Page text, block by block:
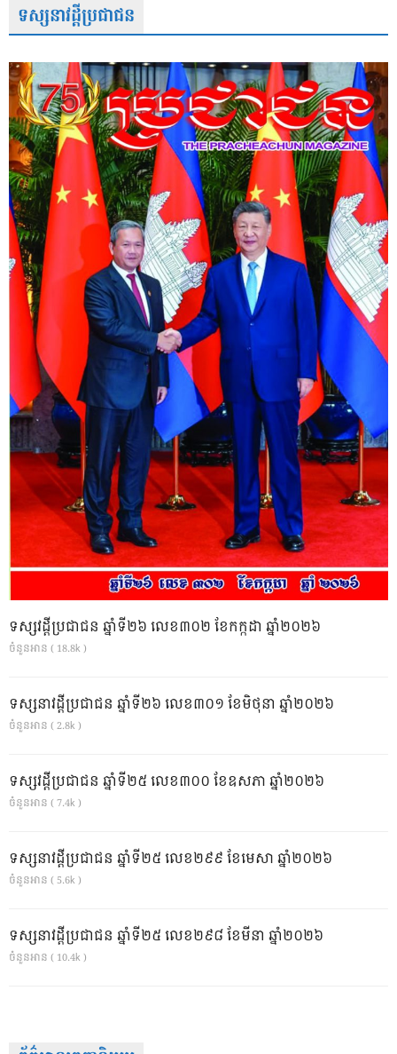
ទស្សនាវដ្តីប្រជាជន
ទស្សវដ្តីប្រជាជន ឆ្នាំទី២៦ លេខ៣០២ ខែកក្កដា ឆ្នាំ២០២៦
ចំនួនអាន ( 18.8k )
ទស្សនាវដ្ដីប្រជាជន ឆ្នាំទី២៦ លេខ៣០១ ខែមិថុនា ឆ្នាំ២០២៦
ចំនួនអាន ( 2.8k )
ទស្សវដ្តីប្រជាជន ឆ្នាំទី២៥ លេខ៣០០ ខែឧសភា ឆ្នាំ២០២៦
ចំនួនអាន ( 7.4k )
ទស្សនាវដ្ដីប្រជាជន ឆ្នាំទី២៥ លេខ២៩៩ ខែមេសា ឆ្នាំ២០២៦
ចំនួនអាន ( 5.6k )
ទស្សនាវដ្ដីប្រជាជន ឆ្នាំទី២៥ លេខ២៩៨ ខែមីនា ឆ្នាំ២០២៦
ចំនួនអាន ( 10.4k )